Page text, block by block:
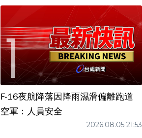
F-16夜航降落因降雨濕滑偏離跑道
空軍：人員安全
2026.08.05 21:53